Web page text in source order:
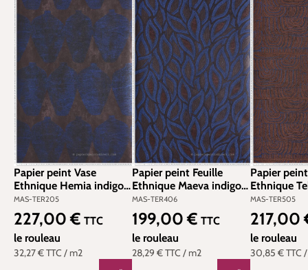
Papier peint Vase
Ethnique Hemia indigo
métallisé - Terra de
Masureel | Réf. MAS-
TER205
MAS-TER205
32,27 €TTC / m2
Prix régulier :
227,00 € TTC
le rouleau
Papier peint Feuille
Ethnique Maeva indigo
métallisé - Terra de
Masureel | Réf. MAS-
TER406
MAS-TER406
28,29 €TTC / m2
Prix régulier :
199,00 € TTC
le rouleau
Papier
Ethnique
métallisé -
Masureel |
TER505
MAS-TER505
30,85 €TTC
Prix
217,00
le rouleau